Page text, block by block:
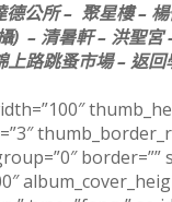
德公所 – 聚星樓 –
) – 清暑軒 – 洪聖宮
上路跳蚤市場 – 返回